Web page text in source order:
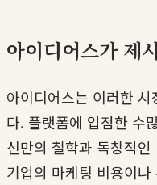
아이디어스가 제
아이디어스는 이러한
다. 플랫폼에 입점한 수
신만의 철학과 독창적
기업의 마케팅 비용이